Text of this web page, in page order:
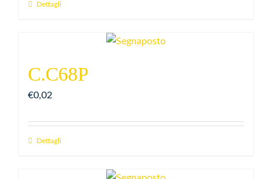
Dettagli
C.C68P
€0,02
Dettagli